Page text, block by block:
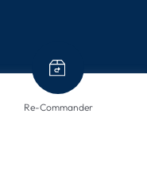
Re-Commander